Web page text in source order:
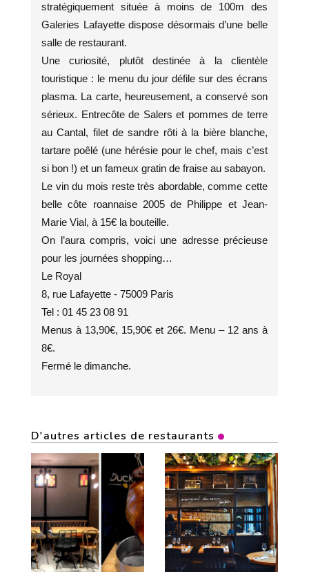
stratégiquement située à moins de 100m des
Galeries Lafayette dispose désormais d’une belle
salle de restaurant.
Une curiosité, plutôt destinée à la clientèle
touristique : le menu du jour défile sur des écrans
plasma. La carte, heureusement, a conservé son
sérieux. Entrecôte de Salers et pommes de terre
au Cantal, filet de sandre rôti à la bière blanche,
tartare poêlé (une hérésie pour le chef, mais c’est
si bon !) et un fameux gratin de fraise au sabayon.
Le vin du mois reste très abordable, comme cette
belle côte roannaise 2005 de Philippe et Jean-
Marie Vial, à 15€ la bouteille.
On l’aura compris, voici une adresse précieuse
pour les journées shopping…
Le Royal
8, rue Lafayette - 75009 Paris
Tel : 01 45 23 08 91
Menus à 13,90€, 15,90€ et 26€. Menu – 12 ans à
8€.
Fermé le dimanche.
D'autres articles de restaurants